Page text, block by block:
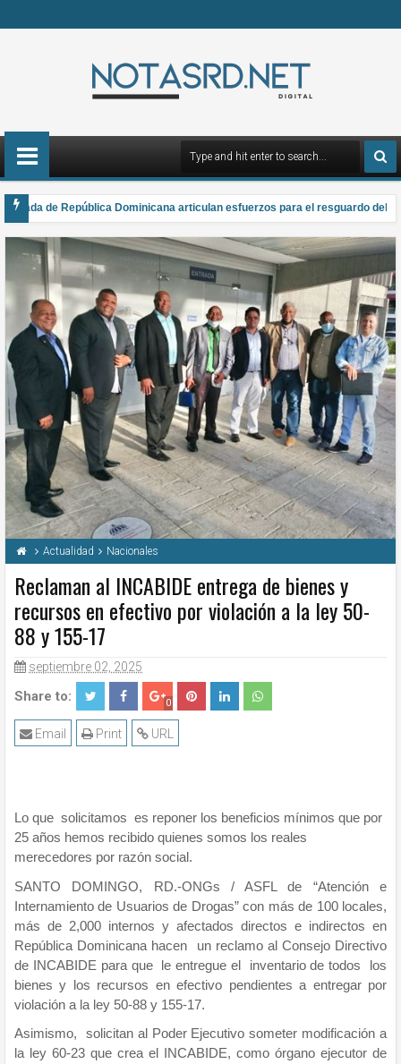
de República Dominicana articulan esfuerzos para el resguardo del
el Premio Anual Nacional de Poesía Salomé Ureña de Henríquez 2026
Actualidad Nacionales
Reclaman al INCABIDE entrega de bienes y
recursos en efectivo por violación a la ley 50-
88 y 155-17
septiembre 02, 2025
Share to: 0
URL
Print
Email
Lo que solicitamos es reponer los beneficios mínimos que por
25 años hemos recibido quienes somos los reales
merecedores por razón social.
SANTO DOMINGO, RD.-ONGs / ASFL de “Atención e
Internamiento de Usuarios de Drogas” con más de 100 locales,
más de 2,000 internos y afectados directos e indirectos en
República Dominicana hacen un reclamo al Consejo Directivo
de INCABIDE para que le entregue el inventario de todos los
bienes y los recursos en efectivo pendientes a entregar por
violación a la ley 50-88 y 155-17.
Asimismo, solicitan al Poder Ejecutivo someter modificación a
la ley 60-23 que crea el INCABIDE, como órgano ejecutor de